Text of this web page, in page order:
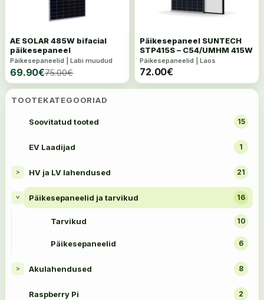
TOOTEKATEGOORIAD
Soovitatud tooted 15
EV Laadijad 1
> HV ja LV lahendused 21
> Päikesepaneelid ja tarvikud 16
Tarvikud 10
Päikesepaneelid 6
> Akulahendused 8
Raspberry Pi 2
AE SOLAR 485W bifacial
päikesepaneel
Päikesepaneelid | Labi muudud
69.90€75.00€
Päikesepaneel SUNTECH
STP415S – C54/UMHM 415W
Päikesepaneelid | Laos
72.00€